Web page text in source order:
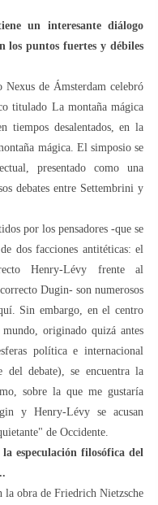
un interesante diálogo
los puntos fuertes y débiles
de Ámsterdam celebró
titulado La montaña mágica
tiempos desalentados, en la
mágica. El simposio se
presentado como una
debates entre Settembrini y
por los pensadores -que se
dos facciones antitéticas: el
Henry-Lévy frente al
Dugin- son numerosos
Sin embargo, en el centro
originado quizá antes
política e internacional
debate), se encuentra la
sobre la que me gustaría
y Henry-Lévy se acusan
de Occidente.
especulación filosófica del
obra de Friedrich Nietzsche